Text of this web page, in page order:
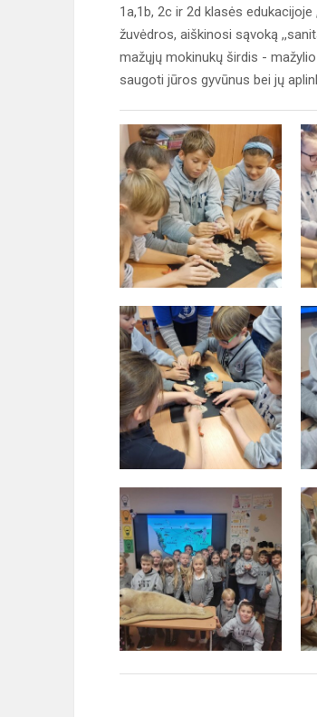
1a,1b, 2c ir 2d klasės
žuvėdros, aiškinosi sąvoką
mažųjų mokinukų širdis -
saugoti jūros gyvūnus bei jų